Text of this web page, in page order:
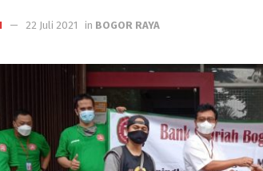
22 Juli 2021 in BOGOR RAYA